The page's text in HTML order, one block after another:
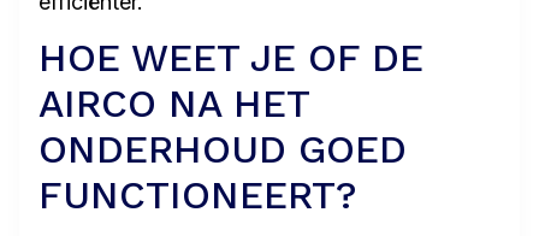
HOE WEET JE OF DE
AIRCO NA HET
ONDERHOUD GOED
FUNCTIONEERT?